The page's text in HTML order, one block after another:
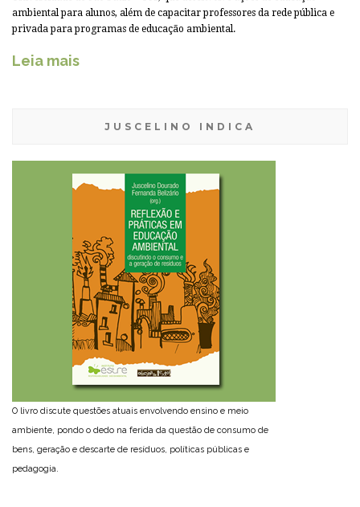
ambiental para alunos, além de capacitar professores da rede pública e
privada para programas de educação ambiental.
Leia mais
JUSCELINO INDICA
O livro discute questões atuais envolvendo ensino e meio
ambiente, pondo o dedo na ferida da questão de consumo de
bens, geração e descarte de resíduos, políticas públicas e
pedagogia.